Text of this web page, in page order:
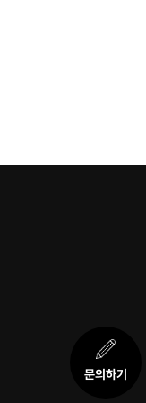
문의하기